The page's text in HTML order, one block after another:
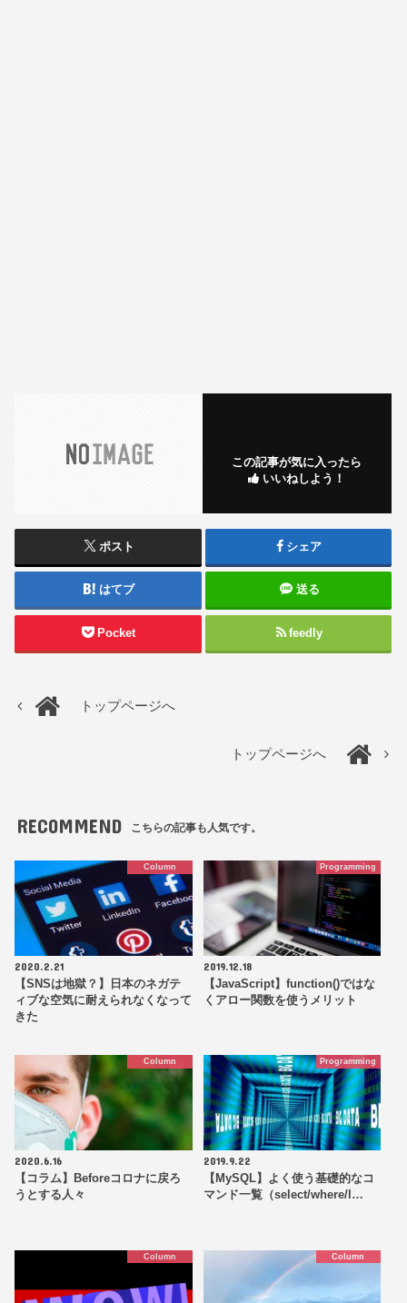
この記事が気に入ったら
いいねしよう！
ポスト シェア
はてブ 送る
Pocket feedly
トップページへ
トップページへ
RECOMMEND こちらの記事も人気です。
Column
2020.2.21
【SNSは地獄？】日本のネガテ
ィブな空気に耐えられなくなって
きた
Programming
2019.12.18
【JavaScript】function()ではな
くアロー関数を使うメリット
Column
2020.6.16
【コラム】Beforeコロナに戻ろ
うとする人々
Programming
2019.9.22
【MySQL】よく使う基礎的なコ
マンド一覧（select/where/l…
Column Column